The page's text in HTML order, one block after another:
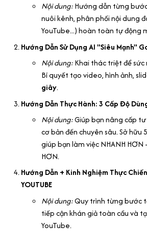
Nội dung:Hướng dẫn từng
nuôi kênh, phân phối nội dung
YouTube...) hoàn toàn tự động
Hướng Dẫn Sử Dụng AI "Siêu Mạnh"
Nội dung:Khai thác triệt để sức
Bí quyết tạo video, hình ảnh,
giây.
Hướng Dẫn Thực Hành: 3 Cấp Độ
Nội dung:Giúp bạn nâng cấp
cơ bản đến chuyên sâu. Sở
giúp bạn làm việc NHANH HƠN
HƠN.
Hướng Dẫn + Kinh Nghiệm Thực
YOUTUBE
Nội dung:Quy trình từng bước
tiếp cận khán giả toàn cầu và
YouTube.